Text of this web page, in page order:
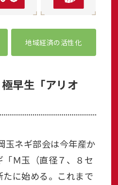
地域経済の活性化
早生「アリオ
ネギ部会は今年産か
Ｍ玉（直径７、８セ
たに始める。これまで